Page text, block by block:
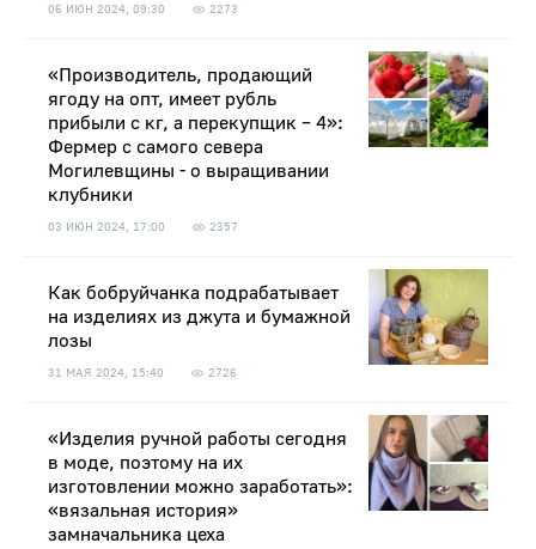
06 ИЮН 2024, 09:30 2273
«Производитель, продающий
ягоду на опт, имеет рубль
прибыли с кг, а перекупщик – 4»:
Фермер с самого севера
Могилевщины - о выращивании
клубники
03 ИЮН 2024, 17:00 2357
Как бобруйчанка подрабатывает
на изделиях из джута и бумажной
лозы
31 МАЯ 2024, 15:40 2726
«Изделия ручной работы сегодня
в моде, поэтому на их
изготовлении можно заработать»:
«вязальная история»
замначальника цеха